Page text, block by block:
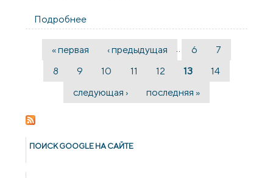
Подробнее
теме абортов
Страницы
« первая ‹ предыдущая … 6
7
8
9 10 11 12 13
14
следующая ›
последняя »
ПОИСК GOОGLE НА САЙТЕ